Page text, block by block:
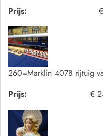
Prijs:
260=Marklin 4078 rijtuig
Prijs:
€